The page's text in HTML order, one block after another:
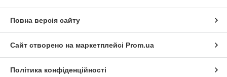
Повна версія сайту
Сайт створено на маркетплейсі Prom.ua
Політика конфіденційності